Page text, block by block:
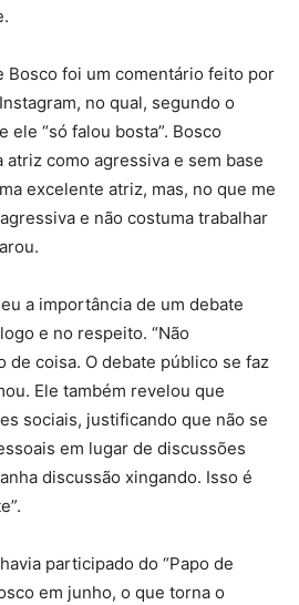
Bosco foi um comentário feito por
no qual, segundo o
ele “só falou bosta”. Bosco
como agressiva e sem base
excelente atriz, mas, no que me
e não costuma trabalhar
a importância de um debate
e no respeito. “Não
de coisa. O debate público se faz
Ele também revelou que
sociais, justificando que não se
em lugar de discussões
discussão xingando. Isso é
participado do “Papo de
em junho, o que torna o